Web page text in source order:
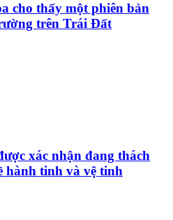
cho thấy một phiên bản
trên Trái Đất
xác nhận đang thách
hành tinh và vệ tinh